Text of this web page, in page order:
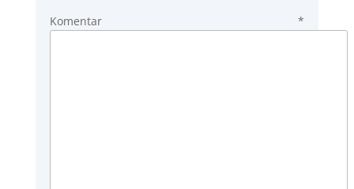
Komentar*